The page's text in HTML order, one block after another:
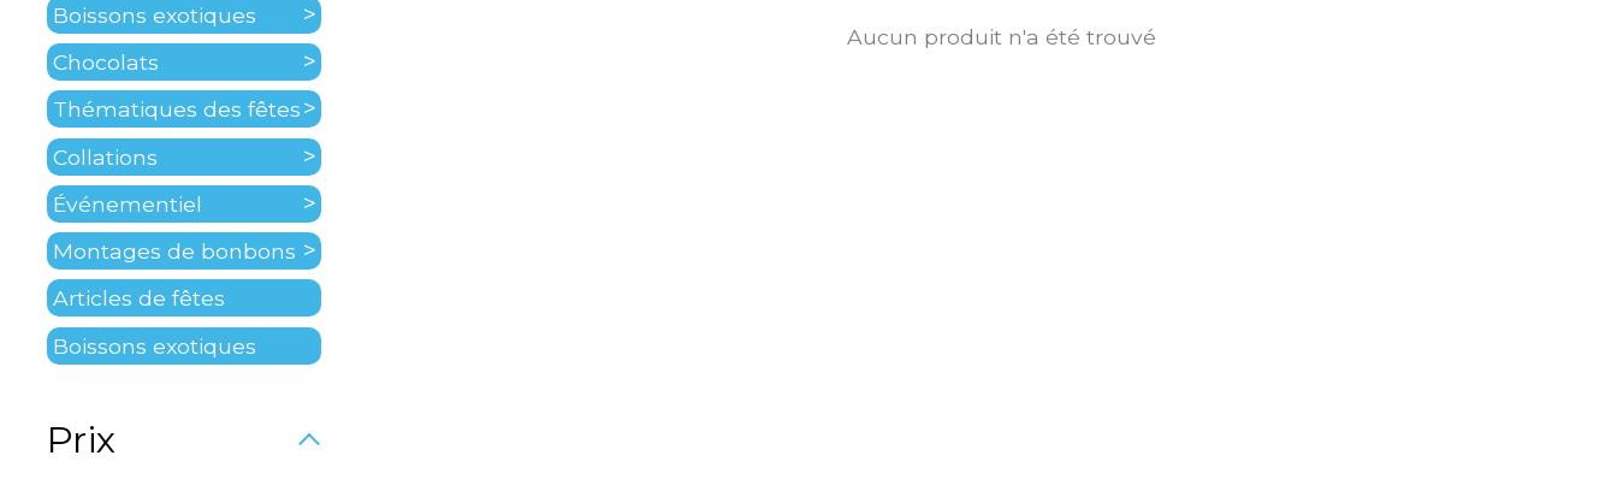
Boissons exotiques
Chocolats
Thématiques des fêtes
Collations
Événementiel
Montages de bonbons
Articles de fêtes
Boissons exotiques
Prix
Aucun produit n'a été trouvé